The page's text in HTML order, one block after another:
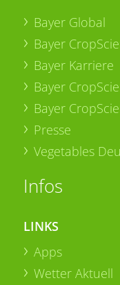
Bayer Global
Bayer
Bayer Karriere
Bayer
Bayer
Presse
Vegetables
Infos
LINKS
Apps
Wetter Aktuell